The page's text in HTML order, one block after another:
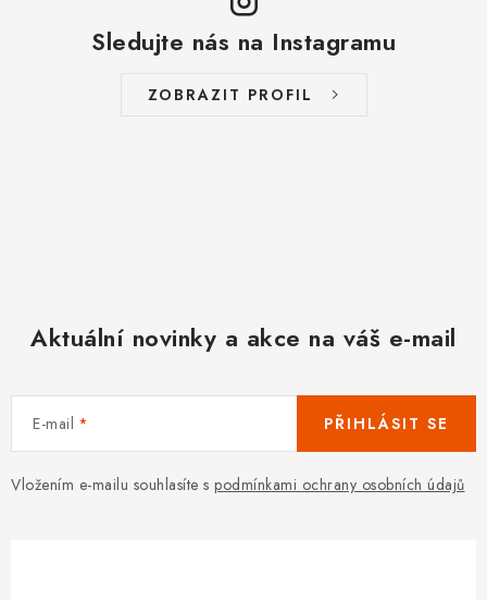
Sledujte nás na Instagramu
ZOBRAZIT PROFIL
Aktuální novinky a akce na váš e-mail
E-mail
Vložením e-mailu souhlasíte s podmínkami ochrany osobních údajů
PŘIHLÁSIT SE